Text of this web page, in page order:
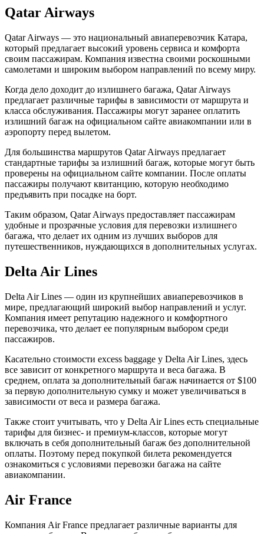
Qatar Airways
Qatar Airways — это национальный авиаперевозчик Катара,
который предлагает высокий уровень сервиса и комфорта
своим пассажирам. Компания известна своими роскошными
самолетами и широким выбором направлений по всему миру.
Когда дело доходит до излишнего багажа, Qatar Airways
предлагает различные тарифы в зависимости от маршрута и
класса обслуживания. Пассажиры могут заранее оплатить
излишний багаж на официальном сайте авиакомпании или в
аэропорту перед вылетом.
Для большинства маршрутов Qatar Airways предлагает
стандартные тарифы за излишний багаж, которые могут быть
проверены на официальном сайте компании. После оплаты
пассажиры получают квитанцию, которую необходимо
предъявить при посадке на борт.
Таким образом, Qatar Airways предоставляет пассажирам
удобные и прозрачные условия для перевозки излишнего
багажа, что делает их одним из лучших выборов для
путешественников, нуждающихся в дополнительных услугах.
Delta Air Lines
Delta Air Lines — один из крупнейших авиаперевозчиков в
мире, предлагающий широкий выбор направлений и услуг.
Компания имеет репутацию надежного и комфортного
перевозчика, что делает ее популярным выбором среди
пассажиров.
Касательно стоимости excess baggage у Delta Air Lines, здесь
все зависит от конкретного маршрута и веса багажа. В
среднем, оплата за дополнительный багаж начинается от $100
за первую дополнительную сумку и может увеличиваться в
зависимости от веса и размера багажа.
Также стоит учитывать, что у Delta Air Lines есть специальные
тарифы для бизнес- и премиум-классов, которые могут
включать в себя дополнительный багаж без дополнительной
оплаты. Поэтому перед покупкой билета рекомендуется
ознакомиться с условиями перевозки багажа на сайте
авиакомпании.
Air France
Компания Air France предлагает различные варианты для